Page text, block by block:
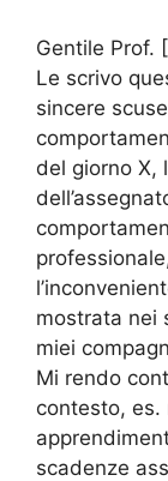
Gentile Prof.
Le scrivo
sincere
del giorno X,
mostrata nei
miei
Mi rendo
contesto, es.
scadenze